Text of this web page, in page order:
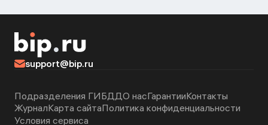
support@bip.ru
Подразделения ГИБДДО насГарантииКонтакты
ЖурналКарта сайтаПолитика конфиденциальности
Условия сервиса